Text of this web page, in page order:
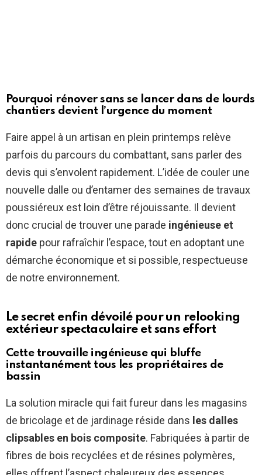
Pourquoi rénover sans se lancer dans de lourds
chantiers devient l’urgence du moment
Faire appel à un artisan en plein printemps relève
parfois du parcours du combattant, sans parler des
devis qui s’envolent rapidement. L’idée de couler une
nouvelle dalle ou d’entamer des semaines de travaux
poussiéreux est loin d’être réjouissante. Il devient
donc crucial de trouver une parade ingénieuse et
rapide pour rafraîchir l’espace, tout en adoptant une
démarche économique et si possible, respectueuse
de notre environnement.
Le secret enfin dévoilé pour un relooking
extérieur spectaculaire et sans effort
Cette trouvaille ingénieuse qui bluffe
instantanément tous les propriétaires de
bassin
La solution miracle qui fait fureur dans les magasins
de bricolage et de jardinage réside dans les dalles
clipsables en bois composite. Fabriquées à partir de
fibres de bois recyclées et de résines polymères,